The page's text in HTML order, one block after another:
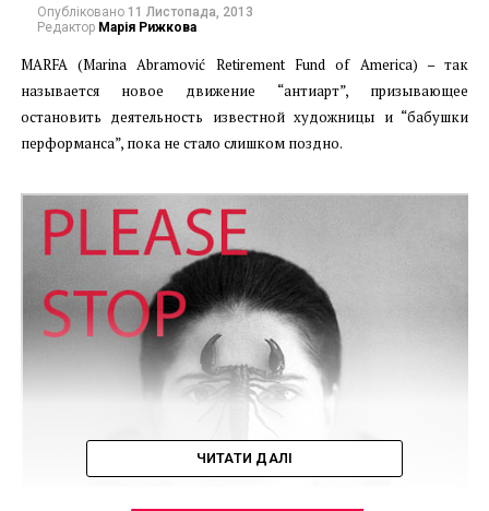
Опубліковано 11 Листопада, 2013
Редактор Марія Рижкова
MARFA (Marina Abramović Retirement Fund of America) – так
называется новое движение “антиарт”, призывающее
остановить деятельность известной художницы и “бабушки
перформанса”, пока не стало слишком поздно.
ЧИТАТИ ДАЛІ